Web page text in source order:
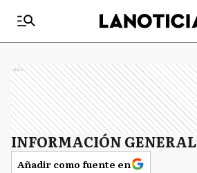
Ads
INFORMACIÓN GENERAL
Añadir como fuente en